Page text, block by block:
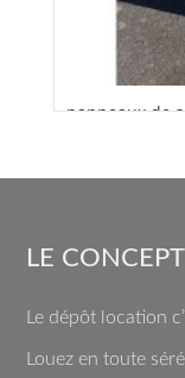
panneaux de
LE
Le dépôt location
Louez en toute